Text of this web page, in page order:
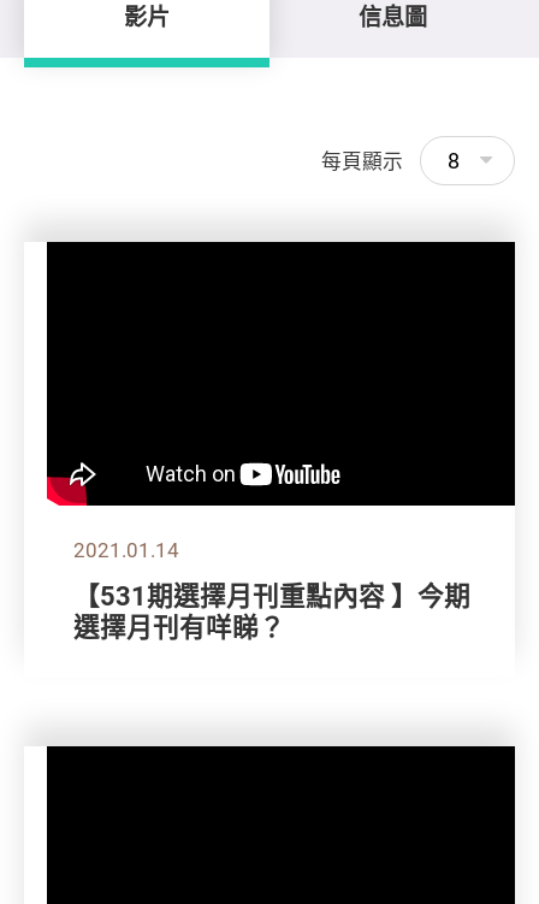
影片 信息圖
每頁顯示 8
2021.01.14
【531期選擇月刊重點內容 】今期
選擇月刊有咩睇？